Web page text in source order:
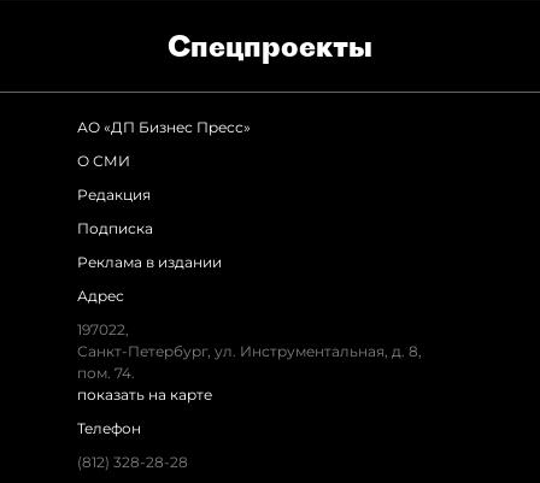
Спец­проекты
АО «ДП Бизнес Пресс»
О СМИ
Редакция
Подписка
Реклама в издании
Адрес
197022,
Санкт-Петербург, ул. Инструментальная, д. 8,
пом. 74.
показать на карте
Телефон
(812) 328-28-28